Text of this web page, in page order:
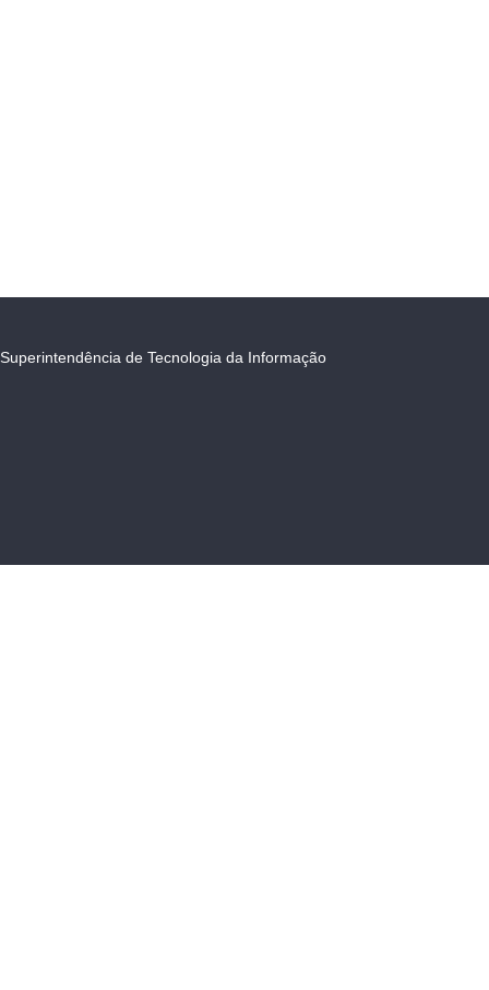
Superintendência de Tecnologia da Informação